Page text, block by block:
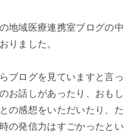
地域医療連携室ブログの中
りました。
ブログを見ていますと言っ
お話しがあったり、おもし
の感想をいただいたり、た
の発信力はすごかったとい